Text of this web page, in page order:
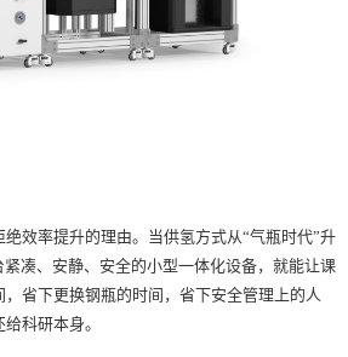
效率提升的理由。当供氢方式从“气瓶时代”升
凑、安静、安全的小型一体化设备，就能让课
省下更换钢瓶的时间，省下安全管理上的人
科研本身。